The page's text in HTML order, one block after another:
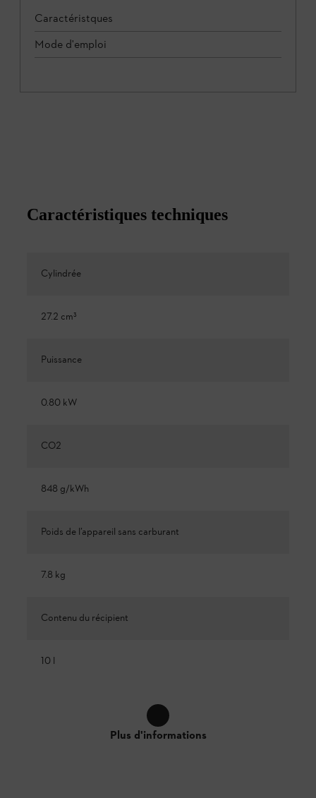
Caractéristques
Mode d'emploi
Caractéristiques techniques
Cylindrée
27.2 cm³
Puissance
0.80 kW
CO2
848 g/kWh
Poids de l’appareil sans carburant
7.8 kg
Contenu du récipient
10 l
Plus d'informations